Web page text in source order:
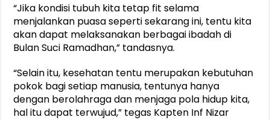
“Jika kondisi tubuh kita tetap fit selama
menjalankan puasa seperti sekarang ini, tentu kita
akan dapat melaksanakan berbagai ibadah di
Bulan Suci Ramadhan,” tandasnya.
“Selain itu, kesehatan tentu merupakan kebutuhan
pokok bagi setiap manusia, tentunya hanya
dengan berolahraga dan menjaga pola hidup kita,
hal itu dapat terwujud,” tegas Kapten Inf Nizar